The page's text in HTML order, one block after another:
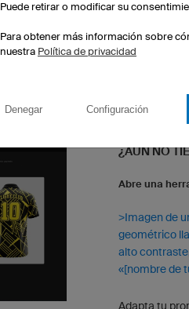
¿AÚN NO
Abre una
>Imagen de
geométrico
alto
«[nombre de
Adapta tu
Puede retirar o modificar su
Para obtener más información sobre
nuestra Política de privacidad
Denegar Configuración